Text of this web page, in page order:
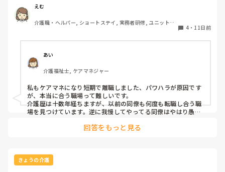
ね」と許可を得て、渡してみました。
めちゃくちゃ喜んでましたね。こちらとしても面白かったで
す。もちろんきっちり消毒したのちです。利用者は「うんう
ん」と言いながら揉みしだき「本物よりは少し硬いなぁ」とか
言ってました。
ったので、自分の携帯を使って写真撮りました。今まで見たこ
とないくらいの笑顔だったのです。それを実行した数日後に入
院し、息を引き取りました。その後、息子さんが施設へお礼を
たと報告。自分の携帯フォルダから、こんな良い写真が撮れた
のですがいかがですかと。そしたら息子さんから「なんて良い
写真なんでしょうか。是非ください。話のネタになります」
と。連絡先を交換したのち、全て送りました。もちろん自分の
た。俺にとってはあんなに喜んでいただいたのは初めてだった
のつまみにしたいと思います」みたいな感じのお返事をいただ
きました。やり取りはその日その時だけでした。
以前は初めての介護職として入った特養を一ヶ月でやめてし
まいました。
ですが、介護は好きになっていたので別のところで…と今の
の圧が強いです。
今年別のユニットから異動してきて、そのユニットでは評判
が悪かったらしく、私が入る前に釘を刺しておいたから、と
施設長に言われました。
そんな簡単に人って変わらないですよね。
仕事はできる人で、恐らく自分はできるのに何故できないの
か、みたいな感じだと思います。
言葉でパワハラを受けたほうがまだ誰かに訴えられるのに…
また、ショートステイ配属になるとは入職当日まで知らなか
のにと。
えむ
介護職・ヘルパー, ショートステイ, 実務者研修, ユニット型
4・ 11日前
あい
介護福祉士, ケアマネジャー
私もケアマネになり短期で離職しました、パワハラが原因です
が、本当に合う職場って難しいです。
介護歴は十数年経ちますが、以前の同僚も何度も転職し合う職
場を見つけています。逆に我慢してやってる同僚はやはり愚痴
結論になりますが、若いのなら転職を勧めます、嫌々働いては
回答をもっと見る
きょうの介護